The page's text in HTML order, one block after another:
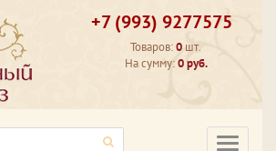
+7 (993) 9277575
Товаров:0 шт.
На сумму:0 руб.